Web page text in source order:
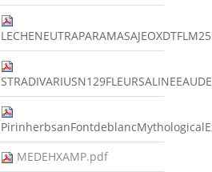
MEDEHXAMP.pdf